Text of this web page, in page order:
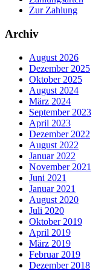
Zur Zahlung
Archiv
August 2026
Dezember 2025
Oktober 2025
August 2024
März 2024
September 2023
April 2023
Dezember 2022
August 2022
Januar 2022
November 2021
Juni 2021
Januar 2021
August 2020
Juli 2020
Oktober 2019
April 2019
März 2019
Februar 2019
Dezember 2018